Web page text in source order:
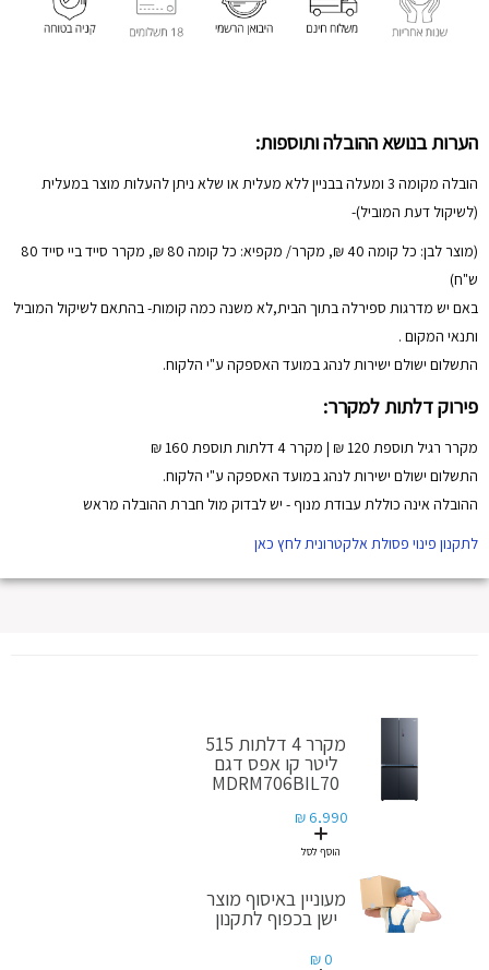
הערות בנושא ההובלה ותוספות:
הובלה מקומה 3 ומעלה בבניין ללא מעלית או שלא ניתן להעלות מוצר במעלית
(לשיקול דעת המוביל)-
(מוצר לבן: כל קומה 40 ₪, מקרר/ מקפיא: כל קומה 80 ₪, מקרר סייד ביי סייד 80
ש"ח)
באם יש מדרגות ספירלה בתוך הבית,לא משנה כמה קומות- בהתאם לשיקול המוביל
ותנאי המקום .
התשלום ישולם ישירות לנהג במועד האספקה ע"י הלקוח.
פירוק דלתות למקרר:
מקרר רגיל תוספת 120 ₪ | מקרר 4 דלתות תוספת 160 ₪
התשלום ישולם ישירות לנהג במועד האספקה ע"י הלקוח.
ההובלה אינה כוללת עבודת מנוף - יש לבדוק מול חברת ההובלה מראש
לתקנון פינוי פסולת אלקטרונית לחץ כאן
מקרר 4 דלתות 515
ליטר קו אפס דגם
MDRM706BIL70
6,990 ₪
הוסף לסל
מעוניין באיסוף מוצר
ישן בכפוף לתקנון
0 ₪